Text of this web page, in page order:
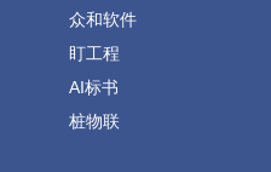
众和软件
盯工程
AI标书
桩物联